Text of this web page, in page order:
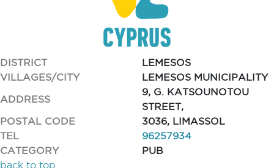
DISTRICT
LEMESOS
VILLAGES/CITY
LEMESOS MUNICIPALITY
ADDRESS
9, G. KATSOUNOTOU
STREET,
POSTAL CODE
3036, LIMASSOL
TEL
96257934
CATEGORY
PUB
back to top